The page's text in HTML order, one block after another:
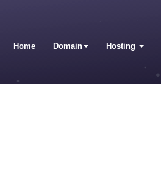
Home Domain Hosting